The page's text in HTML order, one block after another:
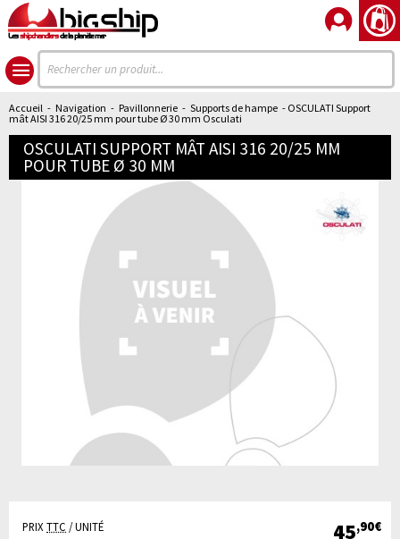
Lesshipchandlersde la planète mer
Accueil - Navigation - Pavillonnerie - Supports de hampe - OSCULATI Support
mât AISI 316 20/25 mm pour tube Ø 30 mm Osculati
OSCULATI SUPPORT MÂT AISI 316 20/25 MM
POUR TUBE Ø 30 MM
PRIXTTC / UNITÉ 45,90€